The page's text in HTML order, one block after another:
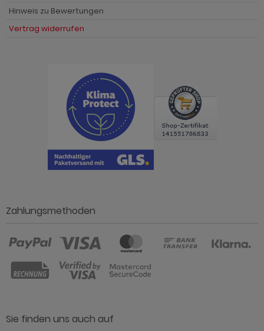
Hinweis zu Bewertungen
Vertrag widerrufen
Zahlungsmethoden
Sie finden uns auch auf